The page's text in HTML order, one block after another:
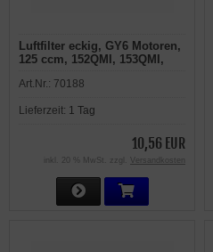
Luftfilter eckig, GY6 Motoren,
125 ccm, 152QMI, 153QMI,
Baotian, Kreidler, Qingqi,
Art.Nr.: 70188
Lieferzeit: 1 Tag
10,56 EUR
inkl. 20 % MwSt. zzgl. Versandkosten